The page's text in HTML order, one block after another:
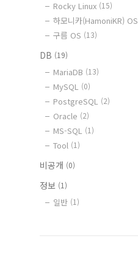
Rocky Linux (15)
하모니카(HamoniKR) OS
구름 OS (13)
DB (19)
MariaDB (13)
MySQL (0)
PostgreSQL (2)
Oracle (2)
MS-SQL (1)
Tool (1)
비공개 (0)
정보 (1)
일반 (1)